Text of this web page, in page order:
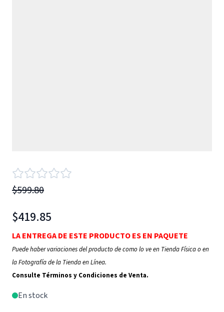
$599.80
$419.85
LA ENTREGA DE ESTE PRODUCTO ES EN PAQUETE
Puede haber variaciones del producto de como lo ve en Tienda Física o en
la Fotografía de la Tienda en Línea.
Consulte Términos y Condiciones de Venta.
En stock